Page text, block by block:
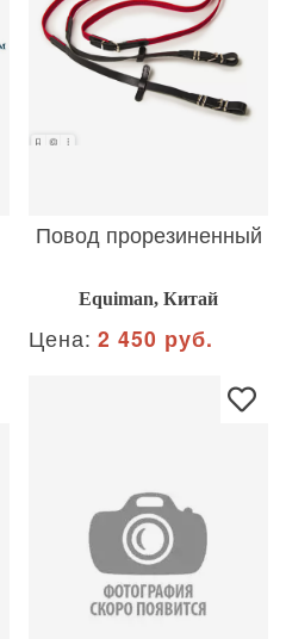
Повод прорезиненный
Equiman, Китай
Цена: 2 450 руб.